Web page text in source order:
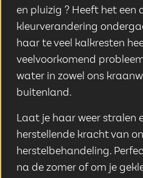
en pluizig ? Heeft het een
kleurverandering
haar te veel kalkresten
veelvoorkomend
water in zowel ons
buitenland.
Laat je haar weer stralen
herstellende kracht van
herstelbehandeling.
na de zomer of om je